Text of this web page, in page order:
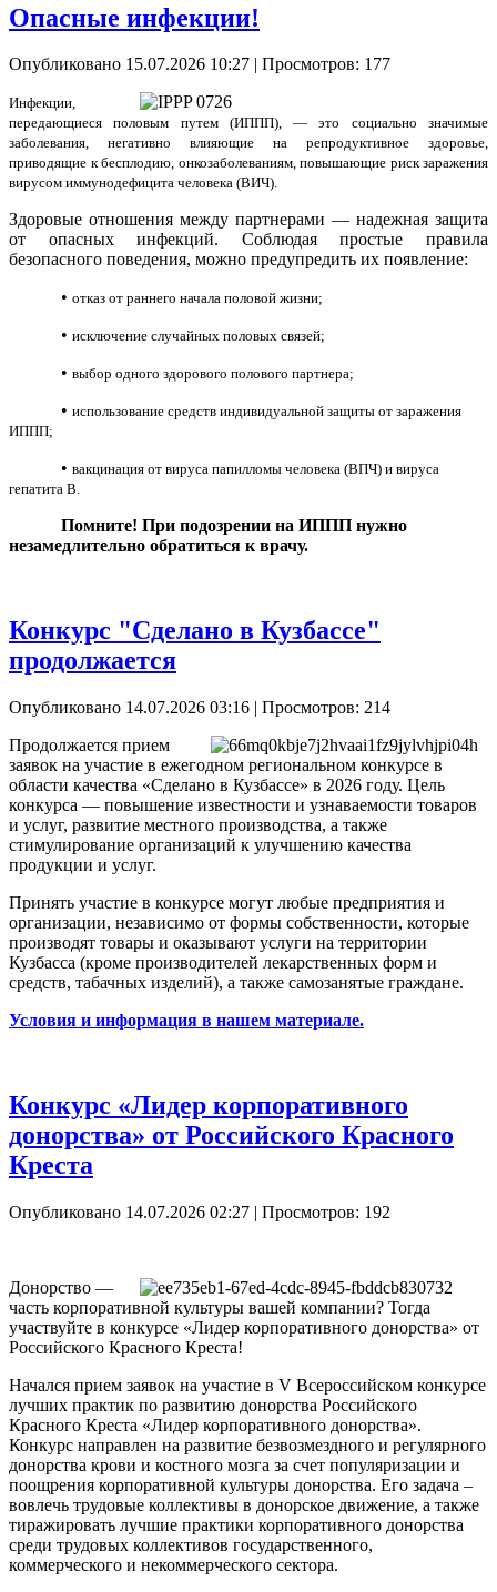
Опасные инфекции!
Опубликовано 15.07.2026 10:27 | Просмотров: 177
Инфекции,
передающиеся половым путем (ИППП), — это социально значимые
заболевания, негативно влияющие на репродуктивное здоровье,
приводящие к бесплодию, онкозаболеваниям, повышающие риск заражения
вирусом иммунодефицита человека (ВИЧ).
Здоровые отношения между партнерами — надежная защита
от опасных инфекций. Соблюдая простые правила
безопасного поведения, можно предупредить их появление:
•отказ от раннего начала половой жизни;
•исключение случайных половых связей;
•выбор одного здорового полового партнера;
•использование средств индивидуальной защиты от заражения
ИППП;
•вакцинация от вируса папилломы человека (ВПЧ) и вируса
гепатита B.
Помните! При подозрении на ИППП нужно
незамедлительно обратиться к врачу.
Конкурс "Сделано в Кузбассе"
продолжается
Опубликовано 14.07.2026 03:16 | Просмотров: 214
Продолжается прием
заявок на участие в ежегодном региональном конкурсе в
области качества «Сделано в Кузбассе» в 2026 году. Цель
конкурса — повышение известности и узнаваемости товаров
и услуг, развитие местного производства, а также
стимулирование организаций к улучшению качества
продукции и услуг.
Принять участие в конкурсе могут любые предприятия и
организации, независимо от формы собственности, которые
производят товары и оказывают услуги на территории
Кузбасса (кроме производителей лекарственных форм и
средств, табачных изделий), а также самозанятые граждане.
Условия и информация в нашем материале.
Конкурс «Лидер корпоративного
донорства» от Российского Красного
Креста
Опубликовано 14.07.2026 02:27 | Просмотров: 192
Донорство —
часть корпоративной культуры вашей компании? Тогда
участвуйте в конкурсе «Лидер корпоративного донорства» от
Российского Красного Креста!
Начался прием заявок на участие в V Всероссийском конкурсе
лучших практик по развитию донорства Российского
Красного Креста «Лидер корпоративного донорства».
Конкурс направлен на развитие безвозмездного и регулярного
донорства крови и костного мозга за счет популяризации и
поощрения корпоративной культуры донорства. Его задача –
вовлечь трудовые коллективы в донорское движение, а также
тиражировать лучшие практики корпоративного донорства
среди трудовых коллективов государственного,
коммерческого и некоммерческого сектора.